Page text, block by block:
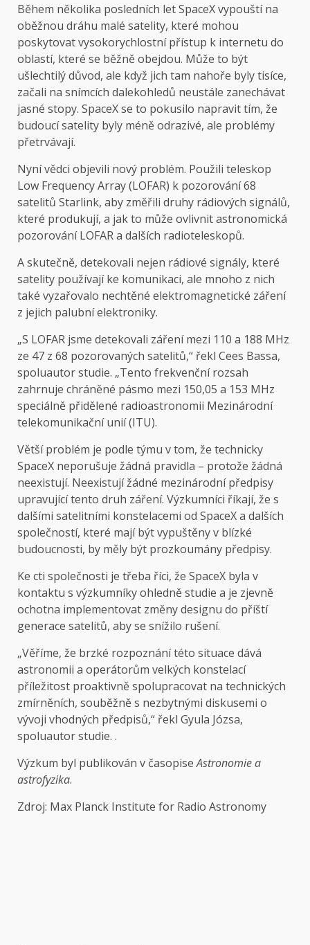
Během několika posledních let SpaceX vypouští na
oběžnou dráhu malé satelity, které mohou
poskytovat vysokorychlostní přístup k internetu do
oblastí, které se běžně obejdou. Může to být
ušlechtilý důvod, ale když jich tam nahoře byly tisíce,
začali na snímcích dalekohledů neustále zanechávat
jasné stopy. SpaceX se to pokusilo napravit tím, že
budoucí satelity byly méně odrazivé, ale problémy
přetrvávají.
Nyní vědci objevili nový problém. Použili teleskop
Low Frequency Array (LOFAR) k pozorování 68
satelitů Starlink, aby změřili druhy rádiových signálů,
které produkují, a jak to může ovlivnit astronomická
pozorování LOFAR a dalších radioteleskopů.
A skutečně, detekovali nejen rádiové signály, které
satelity používají ke komunikaci, ale mnoho z nich
také vyzařovalo nechtěné elektromagnetické záření
z jejich palubní elektroniky.
„S LOFAR jsme detekovali záření mezi 110 a 188 MHz
ze 47 z 68 pozorovaných satelitů,“ řekl Cees Bassa,
spoluautor studie. „Tento frekvenční rozsah
zahrnuje chráněné pásmo mezi 150,05 a 153 MHz
speciálně přidělené radioastronomii Mezinárodní
telekomunikační unií (ITU).
Větší problém je podle týmu v tom, že technicky
SpaceX neporušuje žádná pravidla – protože žádná
neexistují. Neexistují žádné mezinárodní předpisy
upravující tento druh záření. Výzkumníci říkají, že s
dalšími satelitními konstelacemi od SpaceX a dalších
společností, které mají být vypuštěny v blízké
budoucnosti, by měly být prozkoumány předpisy.
Ke cti společnosti je třeba říci, že SpaceX byla v
kontaktu s výzkumníky ohledně studie a je zjevně
ochotna implementovat změny designu do příští
generace satelitů, aby se snížilo rušení.
„Věříme, že brzké rozpoznání této situace dává
astronomii a operátorům velkých konstelací
příležitost proaktivně spolupracovat na technických
zmírněních, souběžně s nezbytnými diskusemi o
vývoji vhodných předpisů,“ řekl Gyula Józsa,
spoluautor studie. .
Výzkum byl publikován v časopiseAstronomie a
astrofyzika.
Zdroj: Max Planck Institute for Radio Astronomy